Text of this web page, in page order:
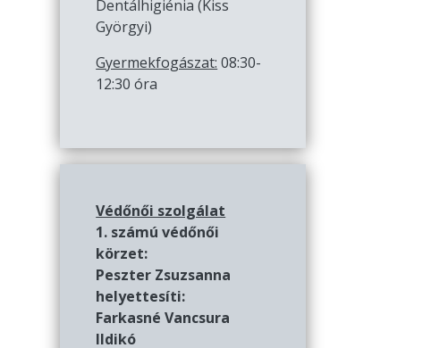
Dentálhigiénia (Kiss
Györgyi)
Gyermekfogászat: 08:30-
12:30 óra
Védőnői szolgálat
1. számú védőnői
körzet:
Peszter Zsuzsanna
helyettesíti:
Farkasné Vancsura
Ildikó